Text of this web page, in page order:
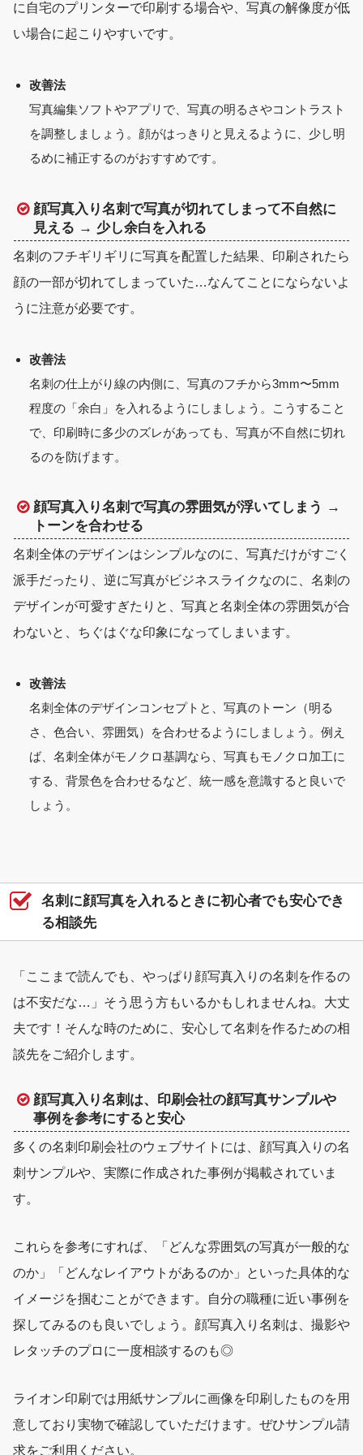
に自宅のプリンターで印刷する場合や、写真の解像度が低
い場合に起こりやすいです。
改善法
写真編集ソフトやアプリで、 写真の明るさやコントラスト
を調整しましょう。顔がはっきりと見えるように、少し明
るめに補正するのがおすすめです。
顔写真入り名刺で写真が切れてしまって不自然に
見える → 少し余白を入れる
名刺のフチギリギリに写真を配置した結果、印刷されたら
顔の一部が切れてしまっていた…なんてことにならないよ
うに注意が必要です。
改善法
名刺の仕上がり線の内側に、写真のフチから3mm〜5mm
程度の「余白」を入れる ようにしましょう。こうすること
で、印刷時に多少のズレがあっても、写真が不自然に切れ
るのを防げます。
顔写真入り名刺で写真の雰囲気が浮いてしまう →
トーンを合わせる
名刺全体のデザインはシンプルなのに、写真だけがすごく
派手だったり、逆に写真がビジネスライクなのに、名刺の
デザインが可愛すぎたりと、写真と名刺全体の雰囲気が合
わないと、ちぐはぐな印象になってしまいます。
改善法
名刺全体のデザインコンセプトと、 写真のトーン（明る
さ、色合い、雰囲気）を合わせる ようにしましょう。例え
ば、名刺全体がモノクロ基調なら、写真もモノクロ加工に
する、背景色を合わせるなど、統一感を意識すると良いで
しょう。
名刺に顔写真を入れるときに初心者でも安心でき
る相談先
「ここまで読んでも、やっぱり顔写真入りの名刺を作るの
は不安だな…」そう思う方もいるかもしれませんね。大丈
夫です！そんな時のために、安心して名刺を作るための相
談先をご紹介します。
顔写真入り名刺は、印刷会社の顔写真サンプルや
事例を参考にすると安心
多くの名刺印刷会社のウェブサイトには、顔写真入りの名
刺サンプルや、実際に作成された事例が掲載されていま
す。
これらを参考にすれば、「どんな雰囲気の写真が一般的な
のか」「どんなレイアウトがあるのか」といった具体的な
イメージを掴むことができます。自分の職種に近い事例を
探してみるのも良いでしょう。顔写真入り名刺は、撮影や
レタッチのプロに一度相談するのも◎
ライオン印刷では用紙サンプルに画像を印刷したものを用
意しており実物で確認していただけます。ぜひサンプル請
求をご利用ください。